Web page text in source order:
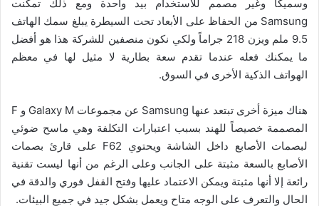
وسميكاً وغير مصمم للاستخدام بيد واحدة ومع ذلك تمكنت
Samsung من الحفاظ على الأبعاد تحت السيطرة يبلغ سمك الهاتف
9.5 ملم ويزن 218 جراماً ولكي نكون منصفين للشركة هذا هو أفضل
ما يمكنك فعله عندما تقدم سعة بطارية لا مثيل لها في معظم
الهواتف الذكية الأخرى في السوق.
هناك ميزة أخرى تبتعد عنها Samsung عن مجموعات Galaxy M و F
المصممة خصيصاً للهند بسبب اعتبارات التكلفة وهي ماسح ضوئي
لبصمات الأصابع داخل الشاشة ويحتوي F62 على قارئ بصمات
الأصابع بالسعة مثبتة على الجانب وعلى الرغم من أنها ليست تقنية
رائعة إلا أنها مثبتة ويمكن الاعتماد عليها وفتح القفل فوري والدقة في
الحال والتعرف على الوجه متاح ويعمل بشكل جيد في جميع البيئات.